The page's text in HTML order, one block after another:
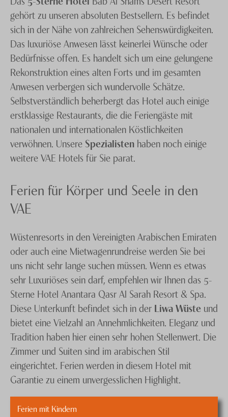
gehört zu unseren absoluten Bestsellern. Es befindet
sich in der Nähe von zahlreichen Sehenswürdigkeiten.
Das luxuriöse Anwesen lässt keinerlei Wünsche oder
Bedürfnisse offen. Es handelt sich um eine gelungene
Rekonstruktion eines alten Forts und im gesamten
Anwesen verbergen sich wundervolle Schätze.
Selbstverständlich beherbergt das Hotel auch einige
erstklassige Restaurants, die die Feriengäste mit
nationalen und internationalen Köstlichkeiten
verwöhnen. Unsere Spezialisten haben noch einige
weitere VAE Hotels für Sie parat.
Ferien für Körper und Seele in den
VAE
Wüstenresorts in den Vereinigten Arabischen Emiraten
oder auch eine Mietwagenrundreise werden Sie bei
uns nicht sehr lange suchen müssen. Wenn es etwas
sehr Luxuriöses sein darf, empfehlen wir Ihnen das 5-
Sterne Hotel Anantara Qasr Al Sarah Resort & Spa.
Diese Unterkunft befindet sich in der Liwa Wüste und
bietet eine Vielzahl an Annehmlichkeiten. Eleganz und
Tradition haben hier einen sehr hohen Stellenwert. Die
Zimmer und Suiten sind im arabischen Stil
eingerichtet. Ferien werden in diesem Hotel mit
Garantie zu einem unvergesslichen Highlight.
Ferien mit Kindern